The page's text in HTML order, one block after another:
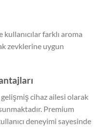
farklı aroma
zevklerine uygun
cihaz ailesi olarak
Premium
deneyimi sayesinde